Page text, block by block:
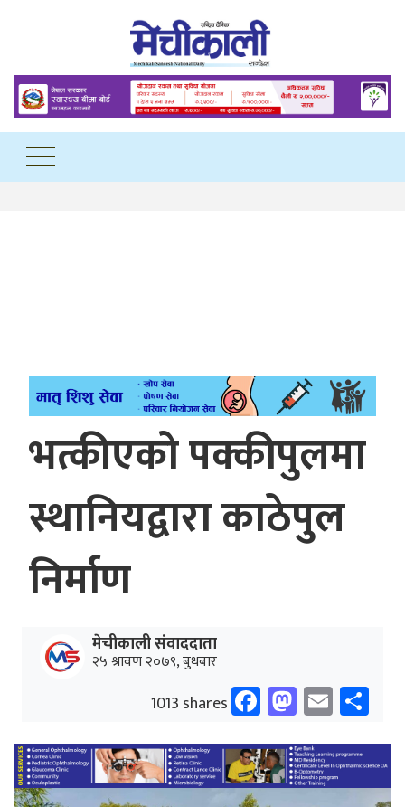
भत्कीएको पक्कीपुलमा
स्थानियद्वारा काठेपुल
निर्माण
मेचीकाली संवाददाता
२५ श्रावण २०७९, बुधबार
1013 shares Facebook
Email